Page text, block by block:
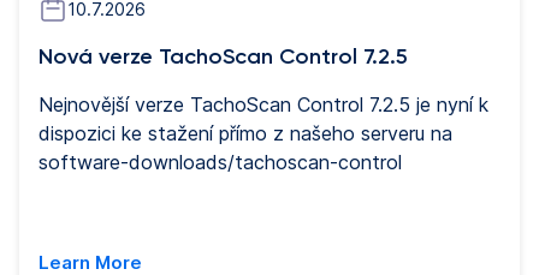
10.7.2026
Nová verze TachoScan Control 7.2.5
Nejnovější verze TachoScan Control 7.2.5 je nyní k
dispozici ke stažení přímo z našeho serveru na
software-downloads/tachoscan-control
Learn More